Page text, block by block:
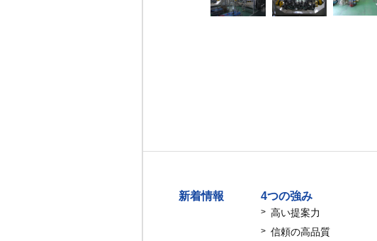
新着情報 4つの強み
高い提案力
信頼の高品質